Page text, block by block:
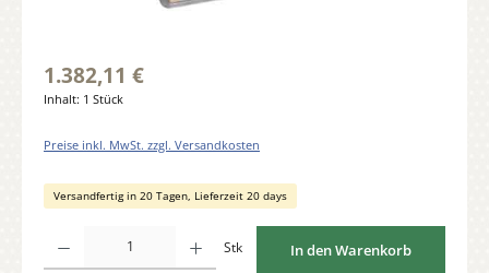
1.382,11 €
Inhalt: 1 Stück
Preise inkl. MwSt. zzgl. Versandkosten
Versandfertig in 20 Tagen, Lieferzeit 20 days
Stk In den Warenkorb